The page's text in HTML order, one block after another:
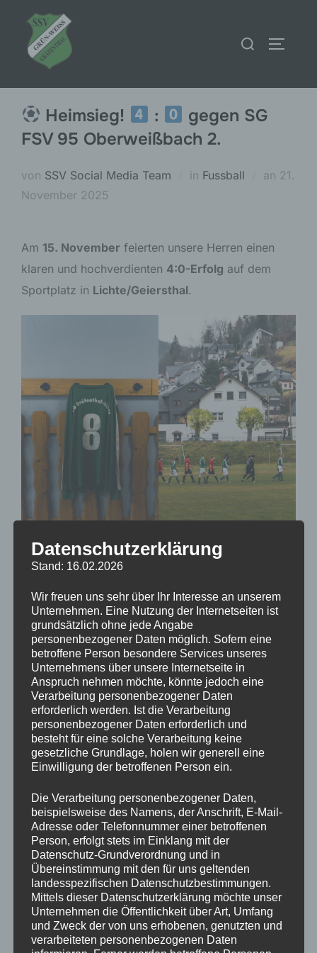
springen
Suchen
Heimsieg! :
gegen SG
FSV 95 Oberweißbach 2.
von SSV Social Media Team in Fussball an 21.
November 2025
Am 15. November feierten unsere Herren einen
klaren und hochverdienten 4:0-Erfolg auf dem
Sportplatz in Lichte/Geiersthal.
Von Beginn an setzte das Team den Gegner unter
Druck und erspielte sich früh die Kontrolle über das
Match. Zwei Eigentore der Gäste brachten uns
Datenschutzerklärung
Stand: 16.02.2026
Wir freuen uns sehr über Ihr Interesse an unserem
Unternehmen. Eine Nutzung der Internetseiten ist
grundsätzlich ohne jede Angabe
personenbezogener Daten möglich. Sofern eine
betroffene Person besondere Services unseres
Unternehmens über unsere Internetseite in
Anspruch nehmen möchte, könnte jedoch eine
Verarbeitung personenbezogener Daten
erforderlich werden. Ist die Verarbeitung
personenbezogener Daten erforderlich und
besteht für eine solche Verarbeitung keine
gesetzliche Grundlage, holen wir generell eine
Einwilligung der betroffenen Person ein.
Die Verarbeitung personenbezogener Daten,
beispielsweise des Namens, der Anschrift, E-Mail-
Adresse oder Telefonnummer einer betroffenen
Person, erfolgt stets im Einklang mit der
Datenschutz-Grundverordnung und in
Übereinstimmung mit den für uns geltenden
landesspezifischen Datenschutzbestimmungen.
Mittels dieser Datenschutzerklärung möchte unser
Unternehmen die Öffentlichkeit über Art, Umfang
und Zweck der von uns erhobenen, genutzten und
verarbeiteten personenbezogenen Daten